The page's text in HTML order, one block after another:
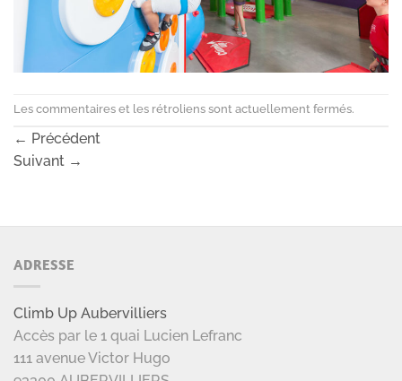
Les commentaires et les rétroliens sont actuellement fermés.
← Précédent
Suivant →
ADRESSE
Climb Up Aubervilliers
Accès par le 1 quai Lucien Lefranc
111 avenue Victor Hugo